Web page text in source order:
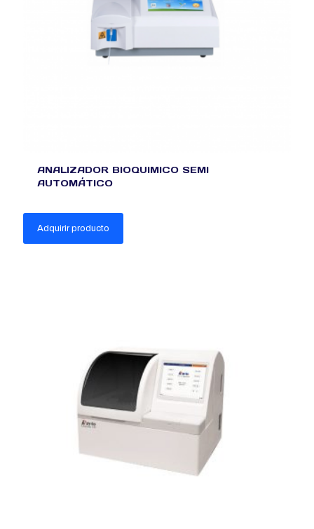
ANALIZADOR BIOQUIMICO SEMI
AUTOMÁTICO
Adquirir producto